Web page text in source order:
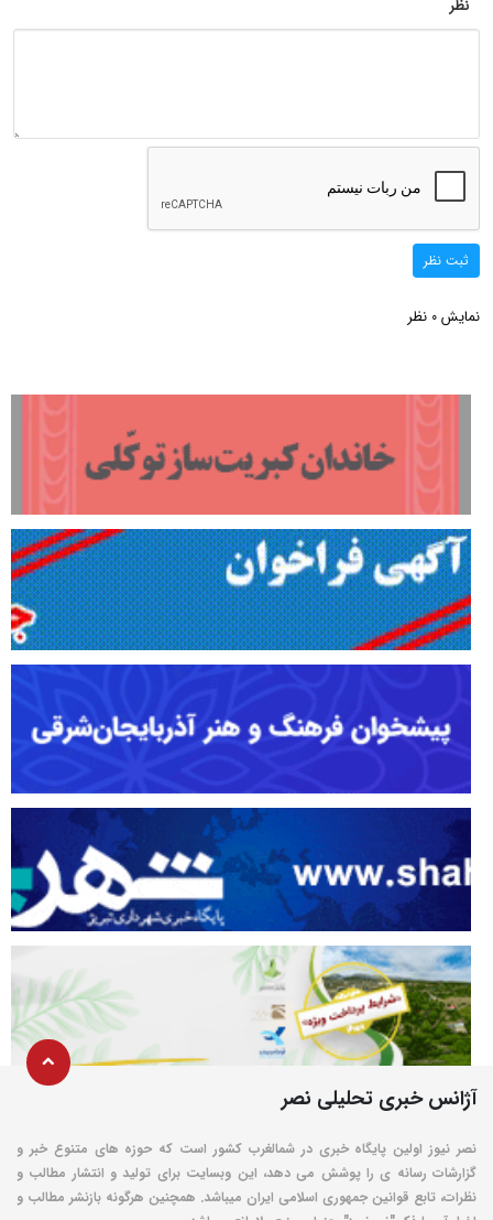
نظر
ثبت نظر
نمایش 0 نظر
آژانس خبری تحلیلی نصر
نصر نیوز اولین پایگاه خبری در شمالغرب کشور است که حوزه های متنوع خبر و
گزارشات رسانه ی را پوشش می دهد، این وبسایت برای تولید و انتشار مطالب و
نظرات، تابع قوانین جمهوری اسلامی ایران میباشد. همچنین هرگونه بازنشر مطالب و